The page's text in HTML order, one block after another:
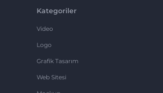
Kategoriler
Video
Logo
Grafik Tasarım
Web Sitesi